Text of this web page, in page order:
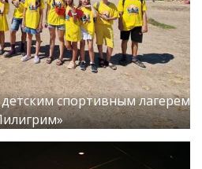
спортивным лагерем